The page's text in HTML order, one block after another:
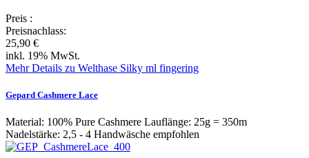
Preis :
Preisnachlass:
25,90 €
inkl. 19% MwSt.
Mehr Details zu Welthase Silky ml fingering
Gepard Cashmere Lace
Material: 100% Pure Cashmere Lauflänge: 25g = 350m
Nadelstärke: 2,5 - 4 Handwäsche empfohlen